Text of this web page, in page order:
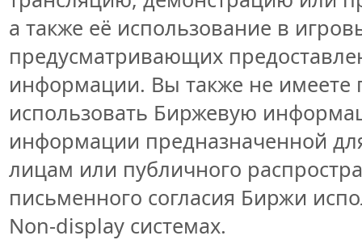
а также её использование в
предусматривающих
информации. Вы также не имеете
использовать Биржевую
информации предназначенной
лицам или публичного
письменного согласия Биржи
Non-display системах.